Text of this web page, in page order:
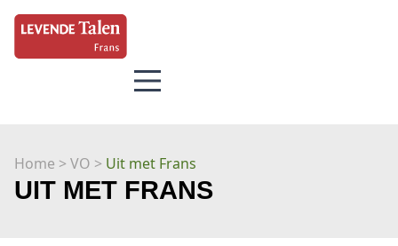
Home > VO > Uit met Frans
UIT MET FRANS